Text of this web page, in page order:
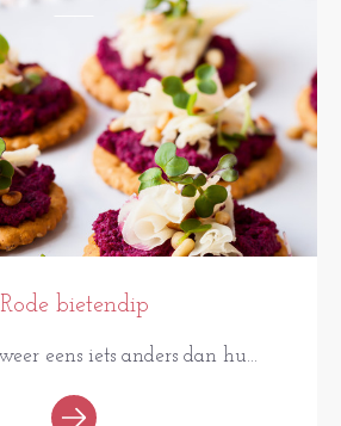
Rode bietendip
eens iets anders dan hu...